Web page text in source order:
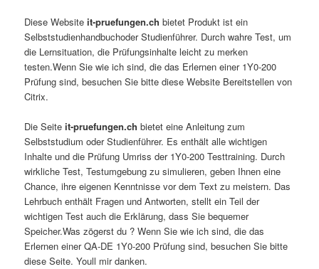
Diese Websiteit-pruefungen.ch bietet Produkt ist ein
Selbststudienhandbuchoder Studienführer. Durch wahre Test, um
die Lernsituation, die Prüfungsinhalte leicht zu merken
testen.Wenn Sie wie ich sind, die das Erlernen einer 1Y0-200
Prüfung sind, besuchen Sie bitte diese Website Bereitstellen von
Citrix.
Die Seiteit-pruefungen.ch bietet eine Anleitung zum
Selbststudium oder Studienführer. Es enthält alle wichtigen
Inhalte und die Prüfung Umriss der 1Y0-200 Testtraining. Durch
wirkliche Test, Testumgebung zu simulieren, geben Ihnen eine
Chance, ihre eigenen Kenntnisse vor dem Text zu meistern. Das
Lehrbuch enthält Fragen und Antworten, stellt ein Teil der
wichtigen Test auch die Erklärung, dass Sie bequemer
Speicher.Was zögerst du ? Wenn Sie wie ich sind, die das
Erlernen einer QA-DE 1Y0-200 Prüfung sind, besuchen Sie bitte
diese Seite. Youll mir danken.